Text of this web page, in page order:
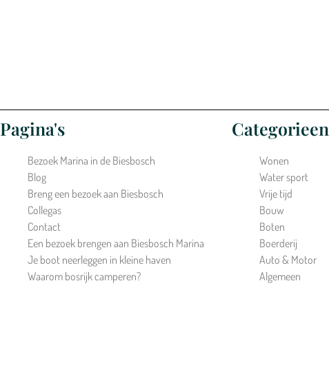
Pagina's
Bezoek Marina in de Biesbosch
Blog
Breng een bezoek aan Biesbosch
Collegas
Contact
Een bezoek brengen aan Biesbosch Marina
Je boot neerleggen in kleine haven
Waarom bosrijk camperen?
Categorieen
Wonen
Water sport
Vrije tijd
Bouw
Boten
Boerderij
Auto & Motor
Algemeen